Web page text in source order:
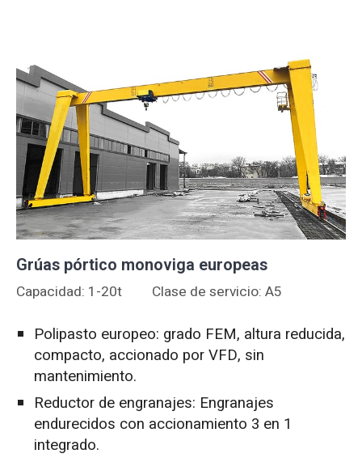
Grúas pórtico monoviga europeas
Capacidad: 1-20t Clase de servicio: A5
Polipasto europeo: grado FEM, altura reducida,
compacto, accionado por VFD, sin
mantenimiento.
Reductor de engranajes: Engranajes
endurecidos con accionamiento 3 en 1
integrado.